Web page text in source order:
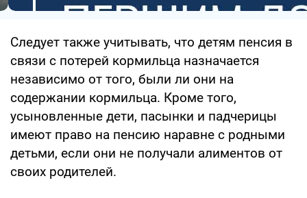
Следует также учитывать, что детям пенсия в
связи с потерей кормильца назначается
независимо от того, были ли они на
содержании кормильца. Кроме того,
усыновленные дети, пасынки и падчерицы
имеют право на пенсию наравне с родными
детьми, если они не получали алиментов от
своих родителей.